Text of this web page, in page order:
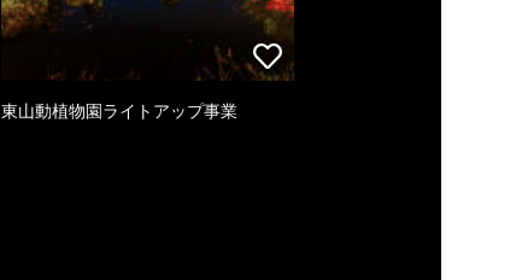
東山動植物園ライトアップ事業